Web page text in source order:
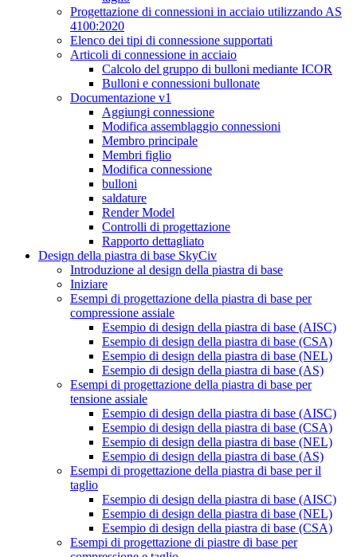
Progettazione di connessioni in acciaio utilizzando AS
4100:2020
Elenco dei tipi di connessione supportati
Articoli di connessione in acciaio
Calcolo del gruppo di bulloni mediante ICOR
Bulloni e connessioni bullonate
Documentazione v1
Aggiungi connessione
Modifica assemblaggio connessioni
Membro principale
Membri figlio
Modifica connessione
bulloni
saldature
Render Model
Controlli di progettazione
Rapporto dettagliato
Design della piastra di base SkyCiv
Introduzione al design della piastra di base
Iniziare
Esempi di progettazione della piastra di base per
compressione assiale
Esempio di design della piastra di base (AISC)
Esempio di design della piastra di base (CSA)
Esempio di design della piastra di base (NEL)
Esempio di design della piastra di base (AS)
Esempi di progettazione della piastra di base per
tensione assiale
Esempio di design della piastra di base (AISC)
Esempio di design della piastra di base (CSA)
Esempio di design della piastra di base (NEL)
Esempio di design della piastra di base (AS)
Esempi di progettazione della piastra di base per il
taglio
Esempio di design della piastra di base (AISC)
Esempio di design della piastra di base (NEL)
Esempio di design della piastra di base (CSA)
Esempi di progettazione di piastre di base per